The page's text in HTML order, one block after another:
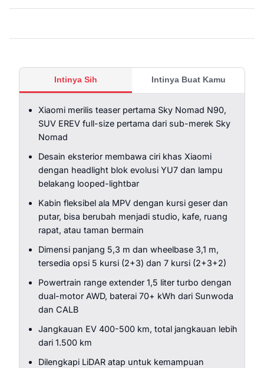
Intinya Sih Intinya Buat Kamu
Xiaomi merilis teaser pertama Sky Nomad N90,
SUV EREV full-size pertama dari sub-merek Sky
Nomad
Desain eksterior membawa ciri khas Xiaomi
dengan headlight blok evolusi YU7 dan lampu
belakang looped-lightbar
Kabin fleksibel ala MPV dengan kursi geser dan
putar, bisa berubah menjadi studio, kafe, ruang
rapat, atau taman bermain
Dimensi panjang 5,3 m dan wheelbase 3,1 m,
tersedia opsi 5 kursi (2+3) dan 7 kursi (2+3+2)
Powertrain range extender 1,5 liter turbo dengan
dual-motor AWD, baterai 70+ kWh dari Sunwoda
dan CALB
Jangkauan EV 400-500 km, total jangkauan lebih
dari 1.500 km
Dilengkapi LiDAR atap untuk kemampuan